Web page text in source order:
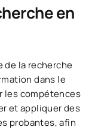
en
de la recherche
dans le
les compétences
et appliquer des
probantes, afin